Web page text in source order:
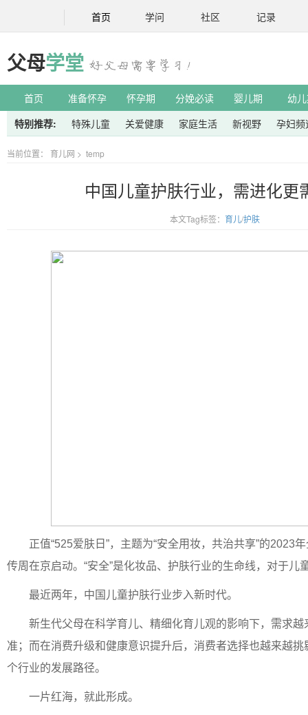
首页 学问 社区 记录
父母学堂
首页 准备怀孕 怀孕期 分娩必读 婴儿期
幼
特别推荐:
特殊儿童 关爱健康 家庭生活 新视野 孕妇频
当前位置： 育儿网 > temp
中国儿童护肤行业，需进化更
本文Tag标签： 育儿/护肤
正值“525爱肤日”，主题为“安全用妆，共治共享”的2023
传周在京启动。“安全”是化妆品、护肤行业的生命线，对于儿
最近两年，中国儿童护肤行业步入新时代。
新生代父母在科学育儿、精细化育儿观的影响下，需求
准；而在消费升级和健康意识提升后，消费者选择也越来越
个行业的发展路径。
一片红海，就此形成。